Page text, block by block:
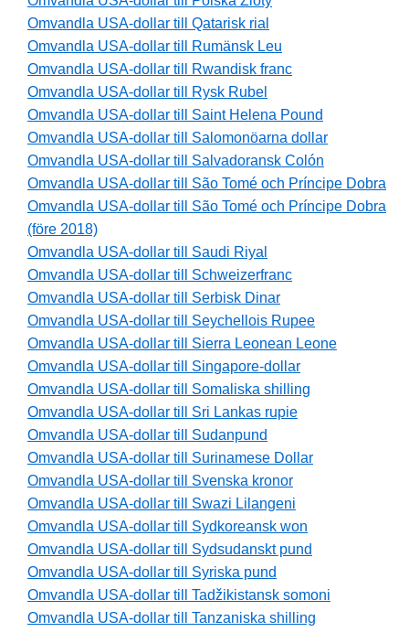
Omvandla USA-dollar till Qatarisk rial
Omvandla USA-dollar till Rumänsk Leu
Omvandla USA-dollar till Rwandisk franc
Omvandla USA-dollar till Rysk Rubel
Omvandla USA-dollar till Saint Helena Pound
Omvandla USA-dollar till Salomonöarna dollar
Omvandla USA-dollar till Salvadoransk Colón
Omvandla USA-dollar till São Tomé och Príncipe Dobra
Omvandla USA-dollar till São Tomé och Príncipe Dobra
(före 2018)
Omvandla USA-dollar till Saudi Riyal
Omvandla USA-dollar till Schweizerfranc
Omvandla USA-dollar till Serbisk Dinar
Omvandla USA-dollar till Seychellois Rupee
Omvandla USA-dollar till Sierra Leonean Leone
Omvandla USA-dollar till Singapore-dollar
Omvandla USA-dollar till Somaliska shilling
Omvandla USA-dollar till Sri Lankas rupie
Omvandla USA-dollar till Sudanpund
Omvandla USA-dollar till Surinamese Dollar
Omvandla USA-dollar till Svenska kronor
Omvandla USA-dollar till Swazi Lilangeni
Omvandla USA-dollar till Sydkoreansk won
Omvandla USA-dollar till Sydsudanskt pund
Omvandla USA-dollar till Syriska pund
Omvandla USA-dollar till Tadžikistansk somoni
Omvandla USA-dollar till Tanzaniska shilling